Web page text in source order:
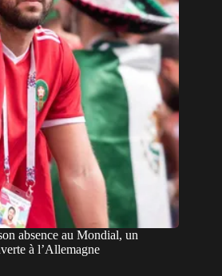
absence au Mondial, un
à l’Allemagne